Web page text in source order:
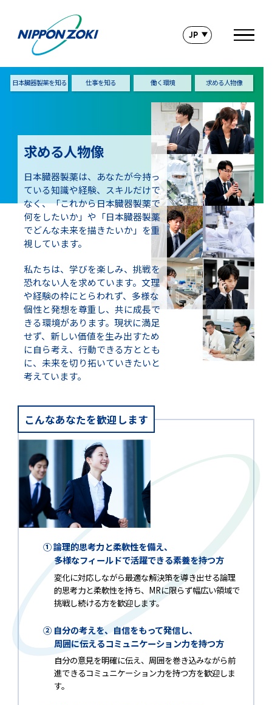
日本臓器製薬を知る 仕事を知る 働く環境 求める人物像
求める人物像
日本臓器製薬は、あなたが今持っ
ている知識や経験、スキルだけで
なく、「これから日本臓器製薬で
何をしたいか」や「日本臓器製薬
でどんな未来を描きたいか」を重
視しています。
私たちは、学びを楽しみ、挑戦を
恐れない人を求めています。文理
や経験の枠にとらわれず、多様な
個性と発想を尊重し、共に成長で
きる環境があります。現状に満足
せず、新しい価値を生み出すため
に自ら考え、行動できる方ととも
に、未来を切り拓いていきたいと
考えています。
こんなあなたを歓迎します
① 論理的思考力と柔軟性を備え、
多様なフィールドで活躍できる素養を持つ方
変化に対応しながら最適な解決策を導き出せる論理
的思考力と柔軟性を持ち、MRに限らず幅広い領域で
挑戦し続ける方を歓迎します。
② 自分の考えを、自信をもって発信し、
周囲に伝えるコミュニケーション力を持つ方
自分の意見を明確に伝え、周囲を巻き込みながら前
進できるコミュニケーション力を持つ方を歓迎しま
す。